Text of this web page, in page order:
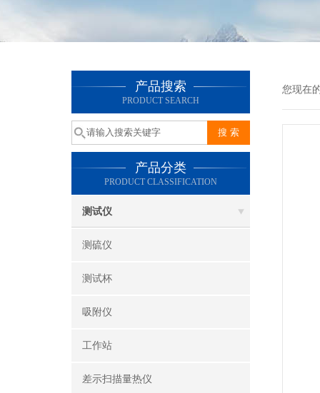
产品搜索
PRODUCT SEARCH
产品分类
PRODUCT CLASSIFICATION
测试仪
测硫仪
测试杯
吸附仪
工作站
差示扫描量热仪
您现在